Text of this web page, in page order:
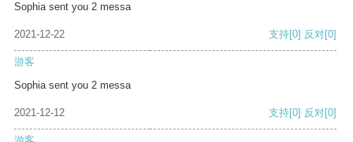
Sophia sent you 2 messa
2021-12-22 支持[0] 反对[0]
游客
Sophia sent you 2 messa
2021-12-12 支持[0] 反对[0]